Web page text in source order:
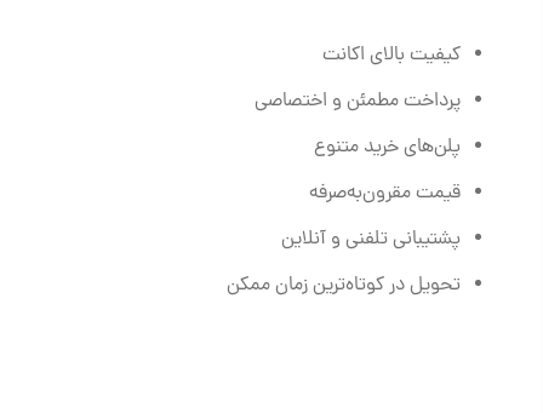
کیفیت بالای اکانت
پرداخت مطمئن و اختصاصی
پلن‌های خرید متنوع
قیمت مقرون‌به‌صرفه
پشتیبانی تلفنی و آنلاین
تحویل در کوتاه‌ترین زمان ممکن